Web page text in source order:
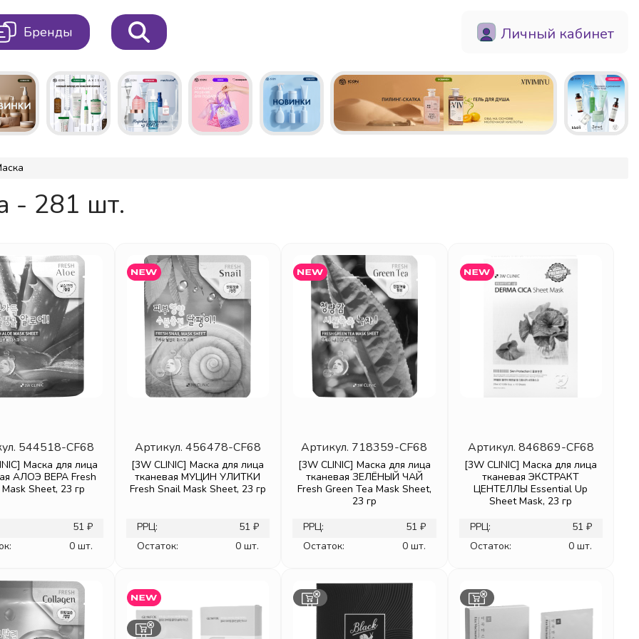
Бренды Личный кабинет
- 281 шт.
544518-CF68
Маска для лица
АЛОЭ ВЕРА Fresh
Sheet, 23 гр
51 ₽
0 шт.
Артикул. 456478-CF68
[3W CLINIC] Маска для лица
тканевая МУЦИН УЛИТКИ
Fresh Snail Mask Sheet, 23 гр
РРЦ:
51 ₽
Остаток:
0 шт.
Артикул. 718359-CF68
[3W CLINIC] Маска для лица
тканевая ЗЕЛЁНЫЙ ЧАЙ
Fresh Green Tea Mask Sheet,
23 гр
РРЦ:
51 ₽
Остаток:
0 шт.
Артикул. 846869-CF68
[3W CLINIC] Маска для лица
тканевая ЭКСТРАКТ
ЦЕНТЕЛЛЫ Essential Up
Sheet Mask, 23 гр
РРЦ:
51 ₽
Остаток:
0 шт.